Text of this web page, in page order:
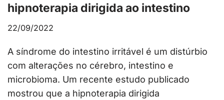
hipnoterapia dirigida ao intestino
22/09/2022
A síndrome do intestino irritável é um distúrbio
com alterações no cérebro, intestino e
microbioma. Um recente estudo publicado
mostrou que a hipnoterapia dirigida